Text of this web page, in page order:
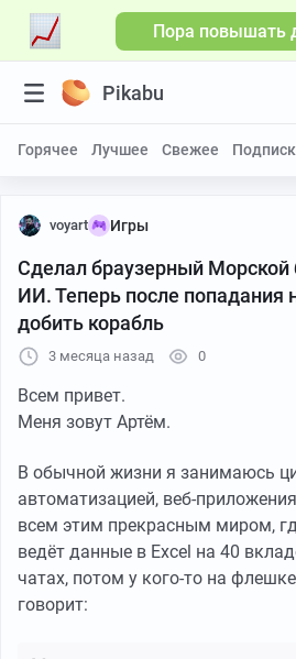
Пора повышать
Pikabu
Горячее Лучшее Свежее
voyart Игры
Сделал браузерный
ИИ. Теперь после попадания
добить корабль
3 месяца назад 0
Всем привет.
Меня зовут Артём.
В обычной жизни я занимаюсь
автоматизацией, веб-
всем этим прекрасным миром,
ведёт данные в Excel на 40
чатах, потом у кого-то на
говорит: